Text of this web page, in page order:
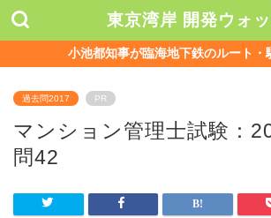
東京湾岸 開発ウォ
小池都知事が臨海地下鉄のルート・
過去問2017 PR
マンション管理士試験：
問42